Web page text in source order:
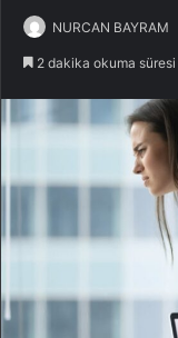
NURCAN BAYRAM
2 dakika okuma süresi